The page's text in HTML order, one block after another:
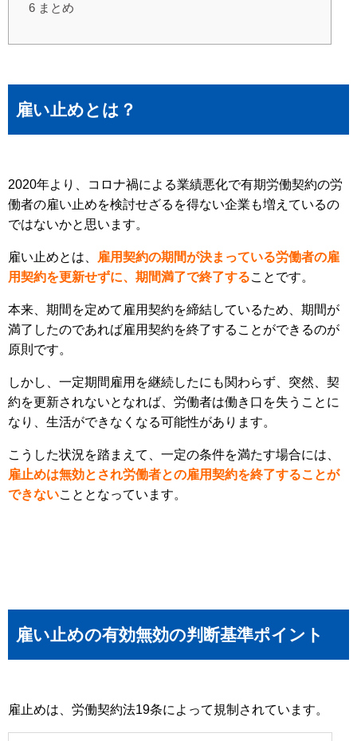
6 まとめ
雇い止めとは？
2020年より、コロナ禍による業績悪化で有期労働契約の労
働者の雇い止めを検討せざるを得ない企業も増えているの
ではないかと思います。
雇い止めとは、
雇用契約の期間が決まっている労働者の雇
用契約を更新せずに、期間満了で終了することです。
本来、期間を定めて雇用契約を締結しているため、期間が
満了したのであれば雇用契約を終了することができるのが
原則です。
しかし、一定期間雇用を継続したにも関わらず、突然、契
約を更新されないとなれば、労働者は働き口を失うことに
なり、生活ができなくなる可能性があります。
こうした状況を踏まえて、一定の条件を満たす場合には、
雇止めは無効とされ労働者との雇用契約を終了することが
できないこととなっています。
雇い止めの有効無効の判断基準ポイント
雇止めは、労働契約法19条によって規制されています。